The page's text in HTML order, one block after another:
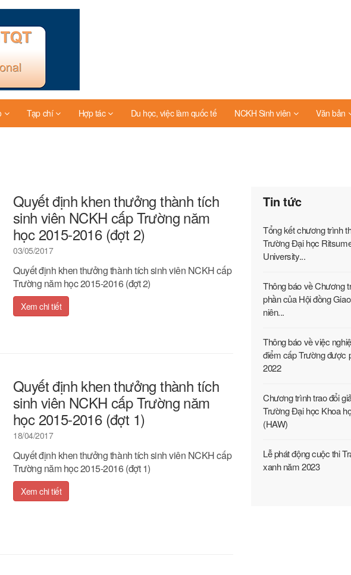
Tạp chí Hợp tác Du học, việc làm quốc tế NCKH Sinh viên Văn bản
Quyết định khen thưởng thành tích
sinh viên NCKH cấp Trường năm
học 2015-2016 (đợt 2)
03/05/2017
Quyết định khen thưởng thành tích sinh viên NCKH cấp
Trường năm học 2015-2016 (đợt 2)
Xem chi tiết
Quyết định khen thưởng thành tích
sinh viên NCKH cấp Trường năm
học 2015-2016 (đợt 1)
18/04/2017
Quyết định khen thưởng thành tích sinh viên NCKH cấp
Trường năm học 2015-2016 (đợt 1)
Xem chi tiết
Tin tức
Tổng kết chương trình
Trường Đại học
University...
Thông báo về Chương
phần của Hội đồng
niên...
Thông báo về việc
điểm cấp Trường được
2022
Chương trình trao đổi
Trường Đại học Khoa
(HAW)
Lễ phát động cuộc thi
xanh năm 2023